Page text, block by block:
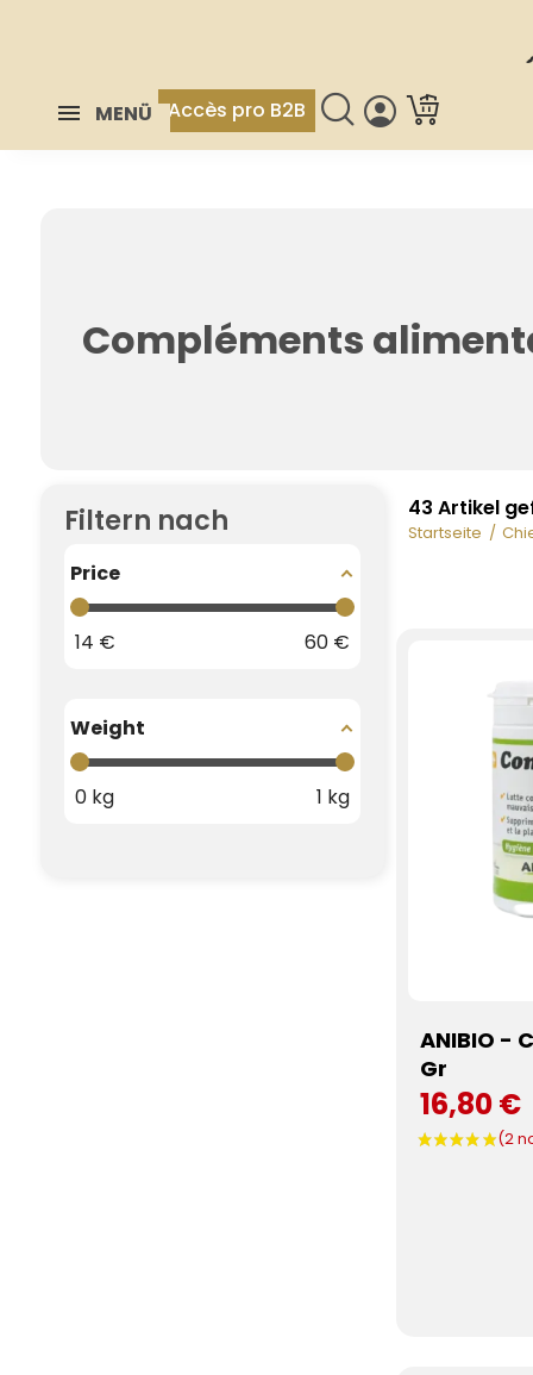
MENÜ Accès pro B2B
Compléments
Filtern nach
Price
14 € 60€
Weight
0 kg 1 kg
43 Artikel
Startseite
ANIBIO -
Gr
16,80 €